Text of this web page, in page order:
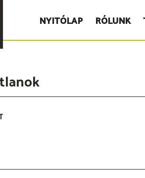
NYITÓLAP RÓLUNK